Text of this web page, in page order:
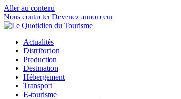
Aller au contenu
Nous contacter Devenez annonceur
Actualités
Distribution
Production
Destination
Hébergement
Transport
E-tourisme